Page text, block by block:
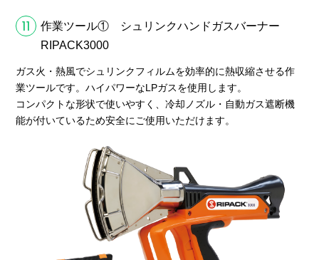
11
作業ツール① シュリンクハンドガスバーナー
RIPACK3000
ガス火・熱風でシュリンクフィルムを効率的に熱収縮させる作
業ツールです。ハイパワーなLPガスを使用します。
コンパクトな形状で使いやすく、冷却ノズル・自動ガス遮断機
能が付いているため安全にご使用いただけます。